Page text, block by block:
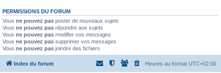
PERMISSIONS DU FORUM
Vous ne pouvez pas poster de nouveaux sujets
Vous ne pouvez pas répondre aux sujets
Vous ne pouvez pas modifier vos messages
Vous ne pouvez pas supprimer vos messages
Vous ne pouvez pas joindre des fichiers
Index du forum Heures au format UTC+02:00